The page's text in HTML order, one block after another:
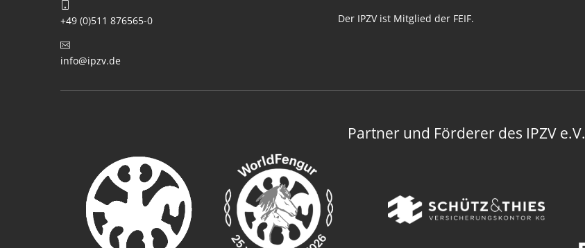
+49 (0)511 876565-0
info@ipzv.de
Der IPZV ist Mitglied der FEIF.
Partner und Förderer des IPZV e.V.